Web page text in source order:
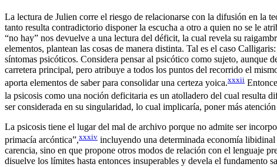
La lectura de Julien corre el riesgo de relacionarse con la difusión en la
tanto resulta contradictorio disponer la escucha a otro a quien no se le
“no hay” nos devuelve a una lectura del déficit, la cual revela su
elementos, plantean las cosas de manera distinta. Tal es el caso
síntomas psicóticos. Considera pensar al psicótico como sujeto, aunque
carretera principal, pero atribuye a todos los puntos del recorrido el
aporta elementos de saber para consolidar una certeza yoica.xxxii
la psicosis como una noción deficitaria es un atolladero del cual resulta
ser considerada en su singularidad, lo cual implicaría, poner más
La psicosis tiene el lugar del mal de archivo porque no admite ser
primacía arcóntica”,xxxiv incluyendo una determinada economía
carencia, sino en que propone otros modos de relación con el lenguaje
disuelve los límites hasta entonces insuperables y devela el fundamento